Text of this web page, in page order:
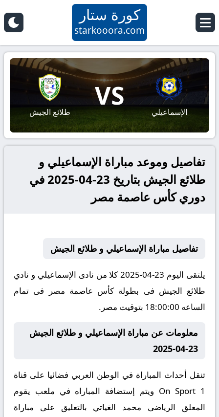
كورة ستار
starkooora.com
الإسماعيلي
VS
طلائع الجيش
تفاصيل وموعد مباراة الإسماعيلي و
طلائع الجيش بتاريخ 23-04-2025 في
دوري كأس عاصمة مصر
تفاصيل مباراة الإسماعيلي و طلائع الجيش
يلتقى اليوم 23-04-2025 كلا من نادى الإسماعيلي و نادي
طلائع الجيش فى بطولة كأس عاصمة مصر فى تمام
الساعه 18:00:00 بتوقيت مصر.
معلومات عن مباراة الإسماعيلي و طلائع الجيش
23-04-2025
تنقل أحداث المباراة في الوطن العربي فضائيا على قناة
On Sport 1 ويتم إستضافة المباراه في ملعب يقوم
المعلق الرياضى محمد الغياتي بالتعليق على مباراة